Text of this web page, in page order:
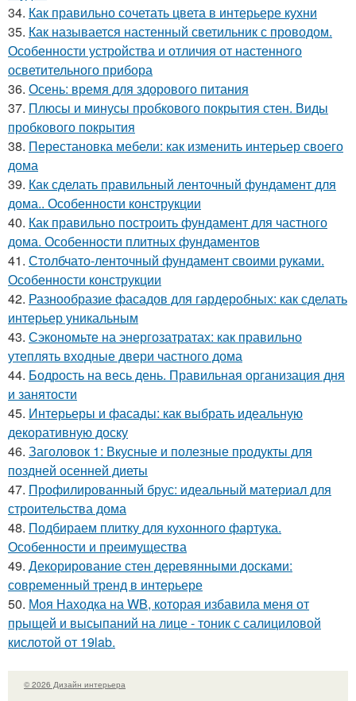
34. Как правильно сочетать цвета в интерьере кухни
35. Как называется настенный светильник с проводом.
Особенности устройства и отличия от настенного
осветительного прибора
36. Осень: время для здорового питания
37. Плюсы и минусы пробкового покрытия стен. Виды
пробкового покрытия
38. Перестановка мебели: как изменить интерьер своего
дома
39. Как сделать правильный ленточный фундамент для
дома.. Особенности конструкции
40. Как правильно построить фундамент для частного
дома. Особенности плитных фундаментов
41. Столбчато-ленточный фундамент своими руками.
Особенности конструкции
42. Разнообразие фасадов для гардеробных: как сделать
интерьер уникальным
43. Сэкономьте на энергозатратах: как правильно
утеплять входные двери частного дома
44. Бодрость на весь день. Правильная организация дня
и занятости
45. Интерьеры и фасады: как выбрать идеальную
декоративную доску
46. Заголовок 1: Вкусные и полезные продукты для
поздней осенней диеты
47. Профилированный брус: идеальный материал для
строительства дома
48. Подбираем плитку для кухонного фартука.
Особенности и преимущества
49. Декорирование стен деревянными досками:
современный тренд в интерьере
50. Моя Находка на WB, которая избавила меня от
прыщей и высыпаний на лице - тоник с салициловой
кислотой от 19lab.
© 2026 Дизайн интерьера